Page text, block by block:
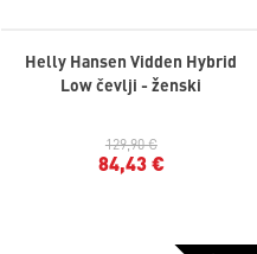
Helly Hansen Vidden Hybrid
Low čevlji - ženski
129,90 €
84,43 €